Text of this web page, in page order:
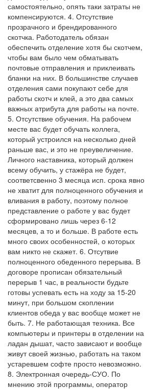
самостоятельно, опять таки затраты не
компенсируются. 4. Отсутствие
прозрачного и брендированного
скотчка. Работодатель обязан
обеспечить отделение хотя бы скотчем,
чтобы вам было чем обматывать
почтовые отправления и приклеивать
бланки на них. В большинстве случаев
отделения сами покупают себе для
работы скотч и клей, а это два самых
важных атрибута для работы на почте.
5. Отсутствие обучения. На рабочем
месте вас будет обучать коллега,
который устроился на несколько дней
раньше вас, и это не преувеличение.
Личного наставника, который должен
всему обучить, у стажёра не будет,
соответсвенно 3 месяца исп. срока явно
не хватит для полноценного обучения и
вливания в работу, поэтому полное
представление о работе у вас будет
сформировано лишь через 6-12
месяцев, а то и больше. В работе есть
много своих особенностей, о которых
вам никто не скажет. 6. Отсутвие
полноценного обеденного перерыва. В
договоре прописан обязательный
перерыв 1 час, в реальности будьте
готовы успевать есть на ходу за 15-20
минут, при большом скоплении
клиентов обеда у вас вообще может не
быть. 7. Не работающая техника. Все
компьютеры и принтеры в отделении на
ладан дышат, часто зависают и вообще
живут своей жизнью, работать на таком
устаревшем софте просто невозможно.
8. Электронная очередь-СУО. По
мнению этой программы, оператор